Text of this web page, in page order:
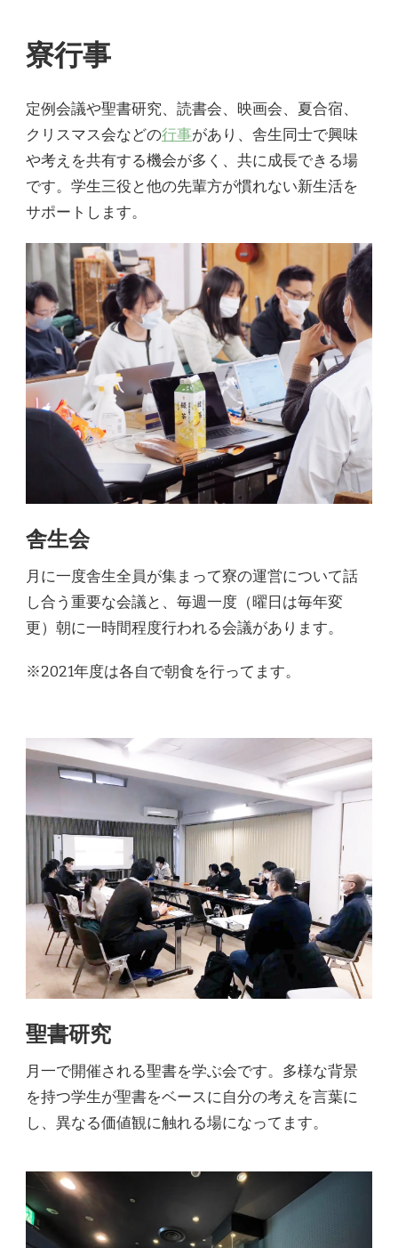
寮行事
定例会議や聖書研究、読書会、映画会、夏合宿、
クリスマス会などの行事があり、舎生同士で興味
や考えを共有する機会が多く、共に成長できる場
です。学生三役と他の先輩方が慣れない新生活を
サポートします。
舎生会
月に一度舎生全員が集まって寮の運営について話
し合う重要な会議と、毎週一度（曜日は毎年変
更）朝に一時間程度行われる会議があります。
※2021年度は各自で朝食を行ってます。
聖書研究
月一で開催される聖書を学ぶ会です。多様な背景
を持つ学生が聖書をベースに自分の考えを言葉に
し、異なる価値観に触れる場になってます。